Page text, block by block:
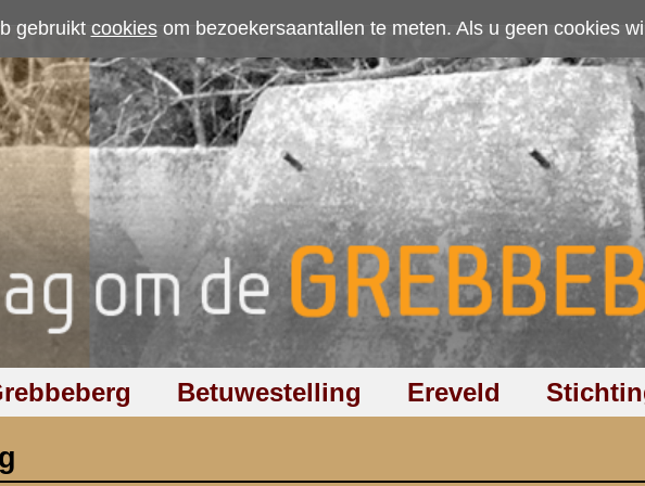
om bezoekersaantallen te meten. Als u geen cookies wilt toestaan kunt u hier klikken Accepteer cookies
Ereveld Stichting Discussiegroep Zoeken